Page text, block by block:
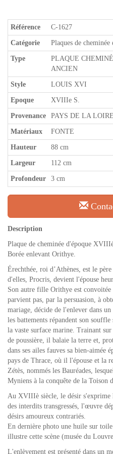
Référence C-1627
Catégorie Plaques de cheminée
Type
PLAQUE
ANCIEN
Style LOUIS XVI
Epoque XVIIIe S.
Provenance PAYS DE LA LOIRE
Matériaux FONTE
Hauteur 88 cm
Largeur 112 cm
Profondeur 3 cm
Description
Plaque de cheminée d'époque
Borée enlevant Orithye.
Érechthée, roi d’Athènes, est le
d'elles, Procris, devient l'épouse
Son autre fille Orithye est
parvient pas, par la persuasion, à
mariage, décide de l'enlever dans
les battements répandent son
la vaste surface marine. Trainant
de poussière, il balaie la terre et,
dans ses ailes fauves sa bien-aimée
pays de Thrace, où il l'épouse et la
Zétès, nommés les Bauréades,
Myniens à la conquête de la Toison
Au XVIIIè siècle, le désir
des interdits transgressés, l'œuvre
désirs amoureux contrariés.
En dernière photo une huile sur
illustre cette scène (musée du
L'enlèvement est présenté dans un